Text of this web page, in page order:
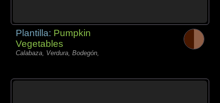
Plantilla: Pumpkin
Vegetables
Calabaza, Verdura, Bodegón,